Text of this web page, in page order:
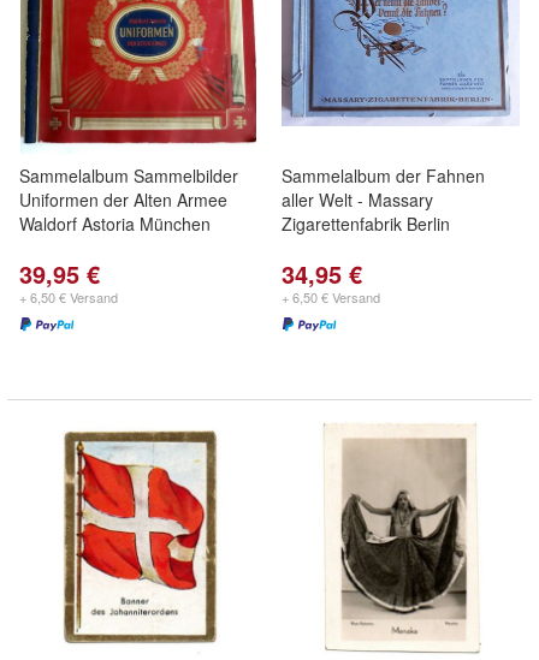
Sammelalbum Sammelbilder
Uniformen der Alten Armee
Waldorf Astoria München
39,95 €
+ 6,50 € Versand
Sammelalbum der Fahnen
aller Welt - Massary
Zigarettenfabrik Berlin
34,95 €
+ 6,50 € Versand